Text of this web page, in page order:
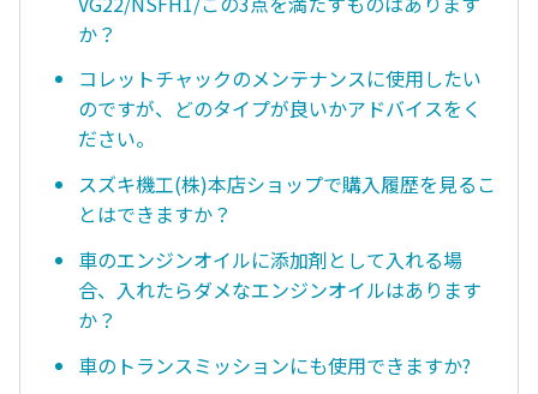
か？
コレットチャックのメンテナンスに使用したい
のですが、どのタイプが良いかアドバイスをく
ださい。
スズキ機工(株)本店ショップで購入履歴を見るこ
とはできますか？
車のエンジンオイルに添加剤として入れる場
合、入れたらダメなエンジンオイルはあります
か？
車のトランスミッションにも使用できますか?